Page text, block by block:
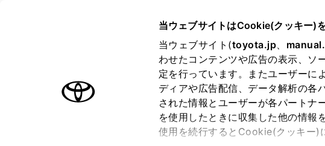
当ウェブサイトはCookie(クッキー)を
当ウェブサイト(toyota.jp、
わせたコンテンツや広告の表示、ソ
定を行っています。またユーザーに
ディアや広告配信、データ解析の各
された情報とユーザーが各パートナ
を使用したときに収集した他の情報
使用を続行するとCookie(クッキー)
オーナーサポート トピックス
トヨタ認定中古車
トヨタ認定中古車の魅力 3つの買い方 オンライン購